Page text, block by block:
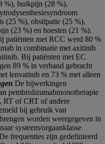
%), buikpijn (28 %),
(25 %), obstipatie (25 %),
(23 %) en hoesten (21 %).
patiënten met RCC werd 80 %
in combinatie met axitinib
Bij patiënten met EC
89 % in verband gebracht
lenvatinib en 73 % met alleen
De bijwerkingen
pembrolizumabmonotherapie
RT of CRT of andere
bij gebruik van
worden weergegeven in
systeem/orgaanklasse
frequenties zijn gedefinieerd